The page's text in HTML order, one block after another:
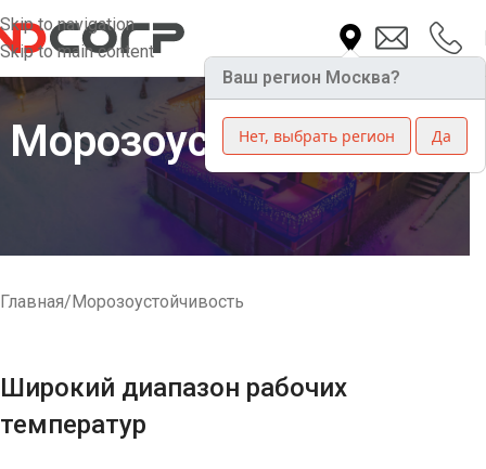
Skip to navigation
Skip to main content
Морозоустойчивость
Главная Морозоустойчивость
Широкий диапазон рабочих
температур
Ваш регион Москва?
Нет, выбрать регион Да